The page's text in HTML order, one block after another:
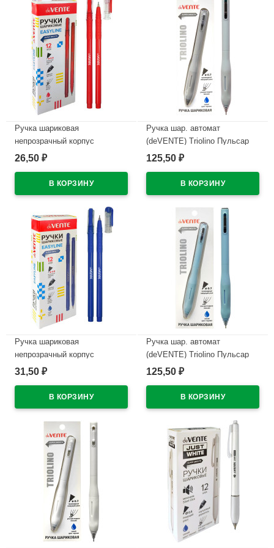
Ручка шариковая
непрозрачный корпус
(deVENTE) Простые линии
игла красный корпус
арт.5073628
В наличии
26,50 ₽
Ручка шар. автомат
(deVENTE) Triolino Пульсар
(Pulsar) н/
арт.5070611 (Ст12)
125,50 ₽
Ручка шариковая
непрозрачный корпус
(deVENTE) Простые линии
синий корпус арт.5073626
31,50 ₽
Ручка шар. автомат
(deVENTE) Triolino Пульсар
(Pulsar) н/
арт.5070610 (Ст12)
125,50 ₽